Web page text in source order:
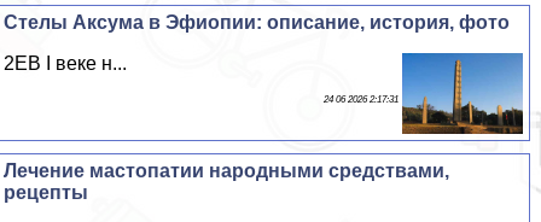
Стелы Аксума в Эфиопии: описание, история, фото
2EВ I веке н...
24 06 2026 2:17:31
Лечение мастопатии народными средствами,
рецепты